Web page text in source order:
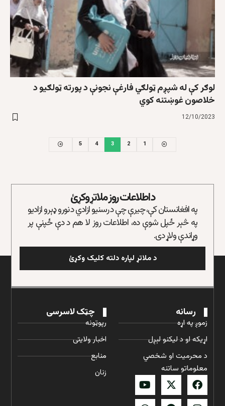
لوګر کې له شپږم ټولګي فارغې نجونې د پورته ټولګیو د
خلاصون غوښتنه کوي
12/10/2023
1
2
3
4
5
د اطلاعات روز ملاتړ وکړئ
په افغانستان کې، چیرې چې د رسنیو ازادي د نورو ډېرو ازادیو
په څېر ځپل شوې ده، اطلاعات روز لا هم د دې ځپنې پر
وړاندې ولاړ دی.
د ملاتړ لپاره دلته کلیک وکړئ
رسانه
زموږ په اړه
اړیکه او د لیکنو لېږل
د محرمیت او شخصي
معلوماتو ساتنه
چټک لاسرسی
رپوټونه
اخبار ولایتی
منابع
زنان